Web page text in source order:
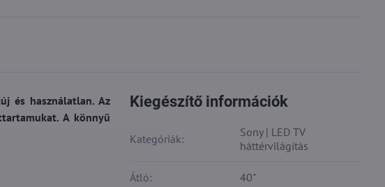
és használatlan. Az
A könnyű
Kiegészítő információk
Kategóriák:
Sony | LED TV
háttérvilágítás
Átló: 40"